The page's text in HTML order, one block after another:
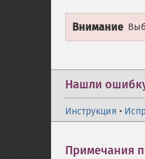
Внимание
Нашли
Инструкция •
Примечания